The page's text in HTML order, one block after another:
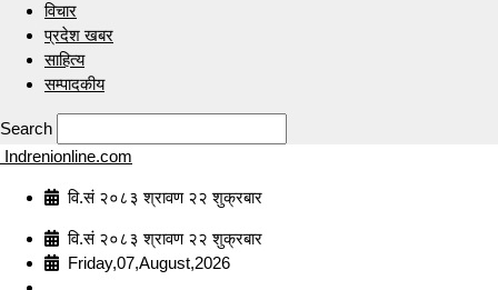
विचार
प्रदेश खबर
साहित्य
सम्पादकीय
Search
Indrenionline.com
वि.सं २०८३ श्रावण २२ शुक्रबार
वि.सं २०८३ श्रावण २२ शुक्रबार
Friday,07,August,2026